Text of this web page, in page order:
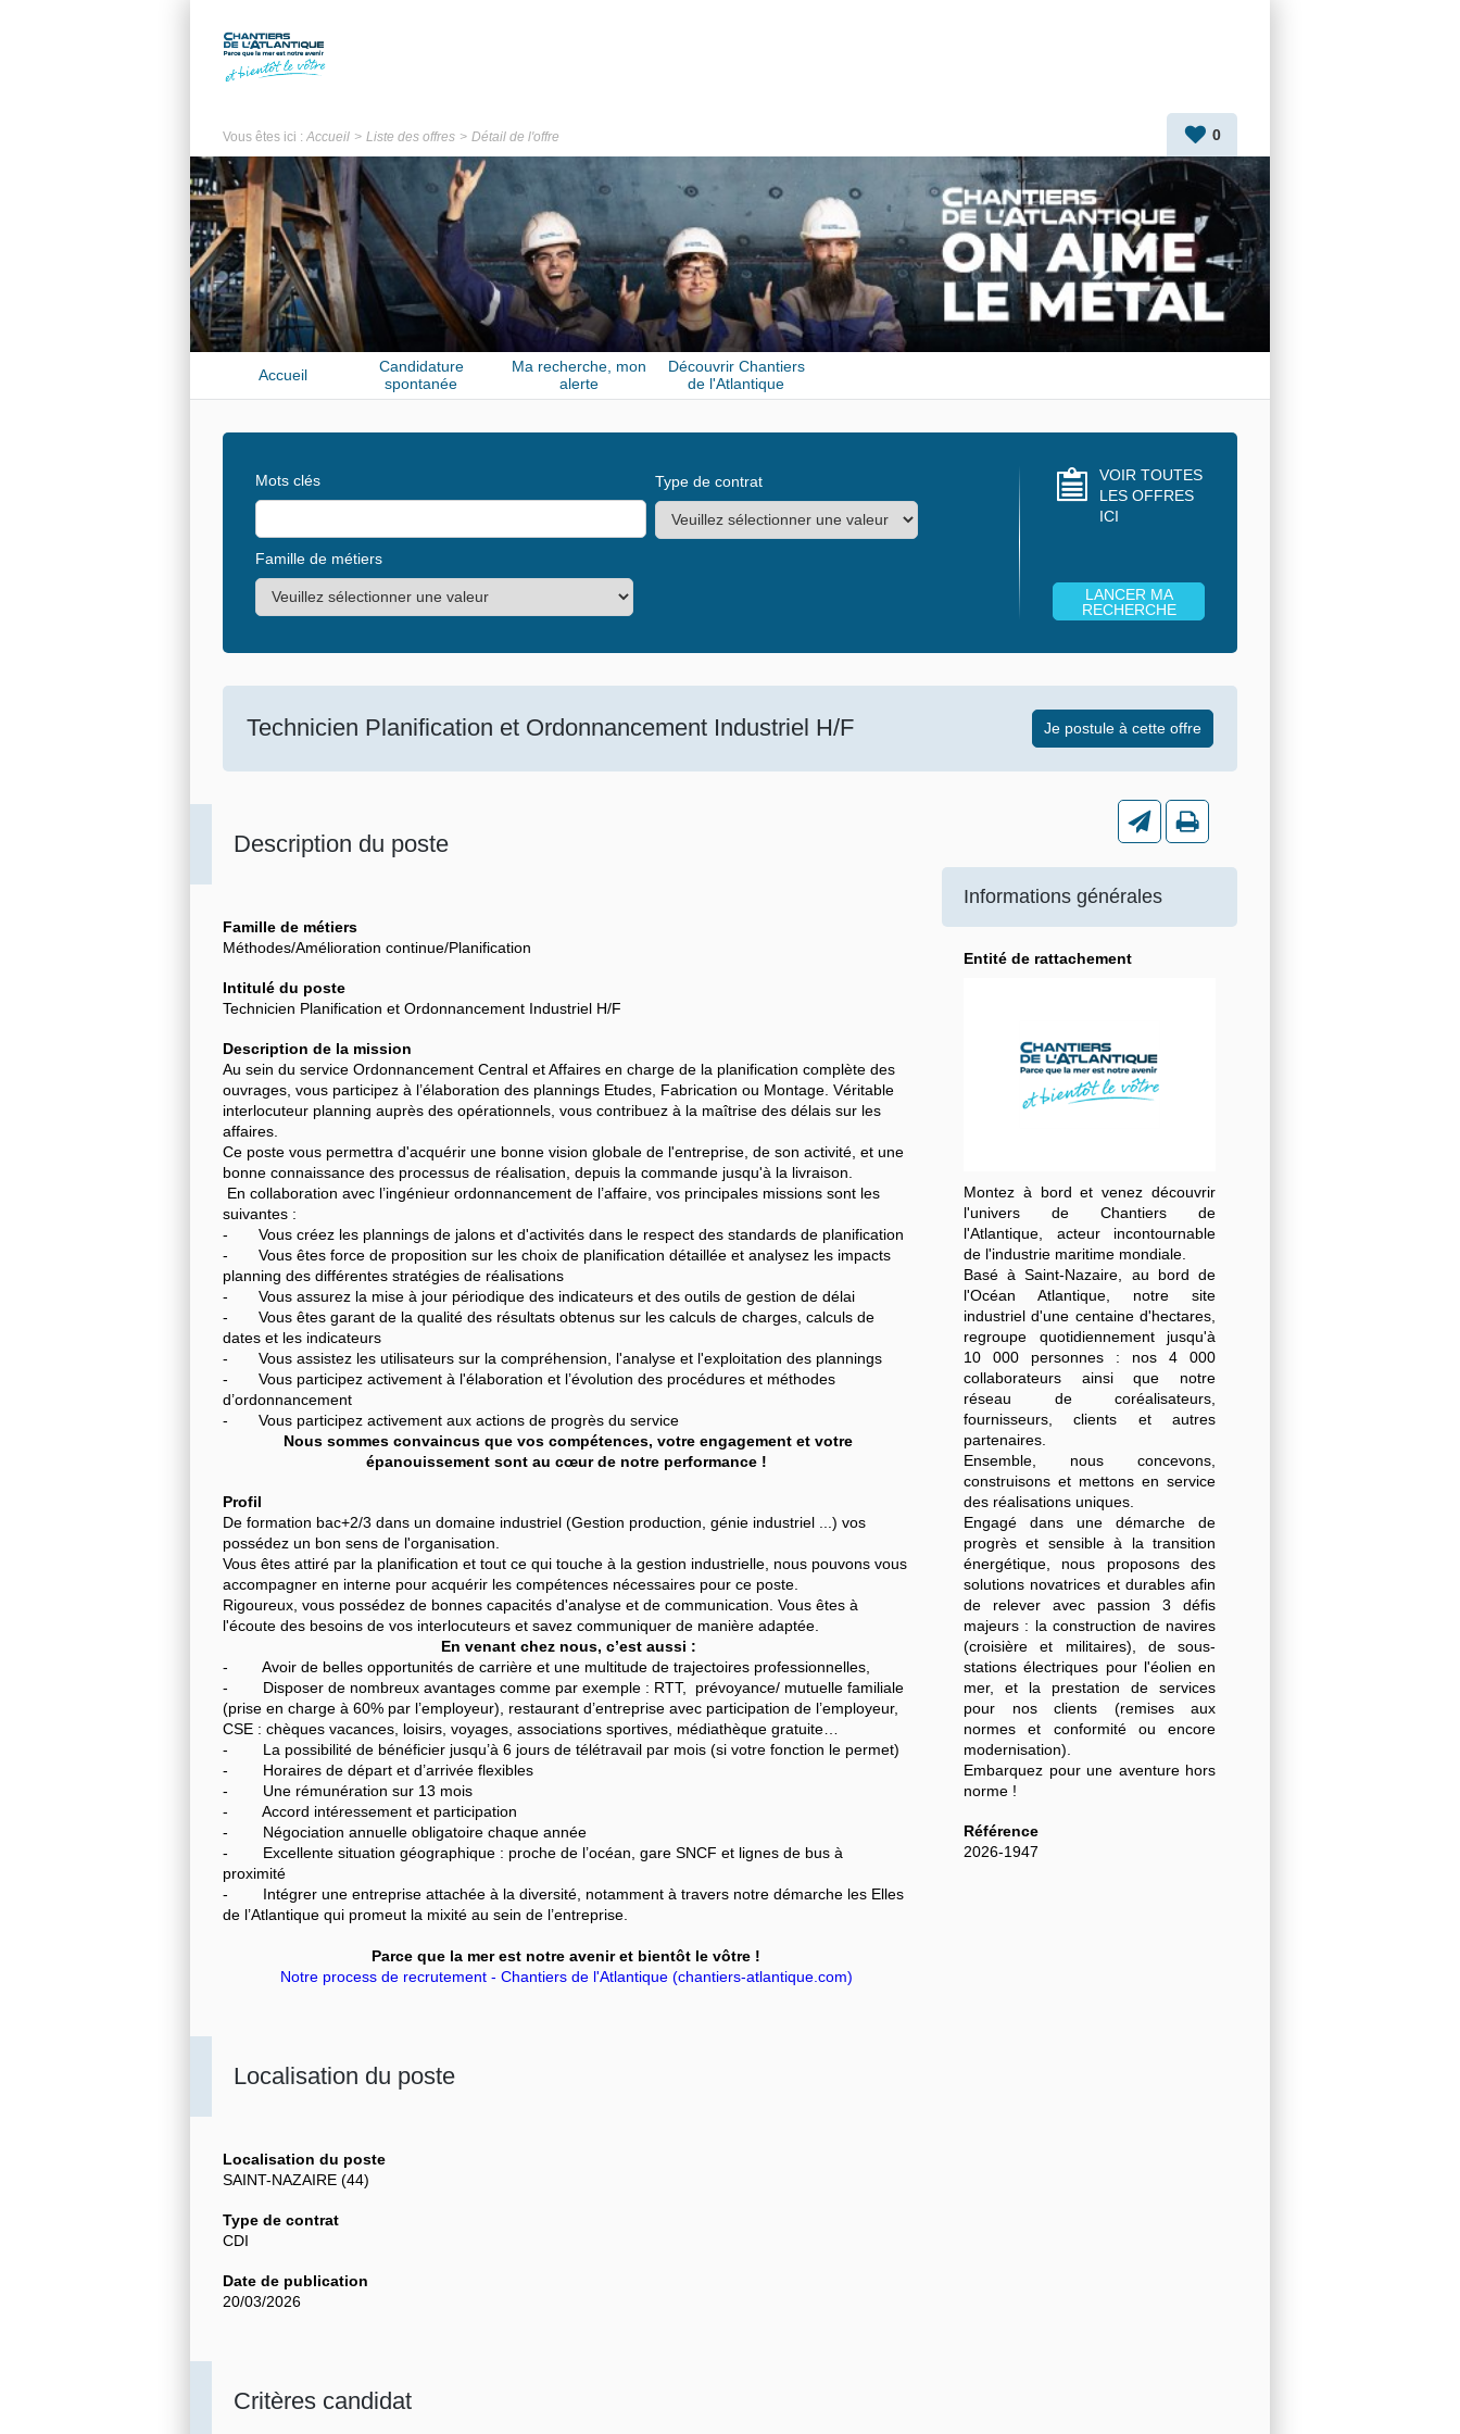
Vous êtes ici : Accueil Liste des offres Détail de l'offre 0
Accueil
Candidature
spontanée
Ma recherche, mon
alerte
Découvrir Chantiers
de l'Atlantique
Mots clés Type de contrat
Famille de métiers
VOIR TOUTES
LES OFFRES
ICI
Technicien Planification et Ordonnancement Industriel H/F
Description du poste
Famille de métiers
Méthodes/Amélioration continue/Planification
Intitulé du poste
Technicien Planification et Ordonnancement Industriel H/F
Description de la mission
Au sein du service Ordonnancement Central et Affaires en charge de la planification complète des
ouvrages, vous participez à l’élaboration des plannings Etudes, Fabrication ou Montage. Véritable
interlocuteur planning auprès des opérationnels, vous contribuez à la maîtrise des délais sur les
affaires.
Ce poste vous permettra d'acquérir une bonne vision globale de l'entreprise, de son activité, et une
bonne connaissance des processus de réalisation, depuis la commande jusqu'à la livraison.
En collaboration avec l’ingénieur ordonnancement de l’affaire, vos principales missions sont les
suivantes :
- Vous créez les plannings de jalons et d'activités dans le respect des standards de planification
- Vous êtes force de proposition sur les choix de planification détaillée et analysez les impacts
planning des différentes stratégies de réalisations
- Vous assurez la mise à jour périodique des indicateurs et des outils de gestion de délai
- Vous êtes garant de la qualité des résultats obtenus sur les calculs de charges, calculs de
dates et les indicateurs
- Vous assistez les utilisateurs sur la compréhension, l'analyse et l'exploitation des plannings
- Vous participez activement à l'élaboration et l’évolution des procédures et méthodes
d’ordonnancement
- Vous participez activement aux actions de progrès du service
Nous sommes convaincus que vos compétences, votre engagement et votre
épanouissement sont au cœur de notre performance !
Profil
De formation bac+2/3 dans un domaine industriel (Gestion production, génie industriel ...) vos
possédez un bon sens de l'organisation.
Vous êtes attiré par la planification et tout ce qui touche à la gestion industrielle, nous pouvons vous
accompagner en interne pour acquérir les compétences nécessaires pour ce poste.
Rigoureux, vous possédez de bonnes capacités d'analyse et de communication. Vous êtes à
l'écoute des besoins de vos interlocuteurs et savez communiquer de manière adaptée.
En venant chez nous, c’est aussi :
- Avoir de belles opportunités de carrière et une multitude de trajectoires professionnelles,
- Disposer de nombreux avantages comme par exemple : RTT, prévoyance/ mutuelle familiale
(prise en charge à 60% par l’employeur), restaurant d’entreprise avec participation de l’employeur,
CSE : chèques vacances, loisirs, voyages, associations sportives, médiathèque gratuite…
- La possibilité de bénéficier jusqu’à 6 jours de télétravail par mois (si votre fonction le permet)
- Horaires de départ et d’arrivée flexibles
- Une rémunération sur 13 mois
- Accord intéressement et participation
- Négociation annuelle obligatoire chaque année
- Excellente situation géographique : proche de l’océan, gare SNCF et lignes de bus à
proximité
- Intégrer une entreprise attachée à la diversité, notamment à travers notre démarche les Elles
de l’Atlantique qui promeut la mixité au sein de l’entreprise.
Parce que la mer est notre avenir et bientôt le vôtre !
Notre process de recrutement - Chantiers de l'Atlantique (chantiers-atlantique.com)
Localisation du poste
Localisation du poste
SAINT-NAZAIRE (44)
Type de contrat
CDI
Date de publication
20/03/2026
Critères candidat
Informations générales
Entité de rattachement
Montez à bord et venez découvrir
l'univers de Chantiers de
l'Atlantique, acteur incontournable
de l'industrie maritime mondiale.
Basé à Saint-Nazaire, au bord de
l'Océan Atlantique, notre site
industriel d'une centaine d'hectares,
regroupe quotidiennement jusqu'à
10 000 personnes : nos 4 000
collaborateurs ainsi que notre
réseau de coréalisateurs,
fournisseurs, clients et autres
partenaires.
Ensemble, nous concevons,
construisons et mettons en service
des réalisations uniques.
Engagé dans une démarche de
progrès et sensible à la transition
énergétique, nous proposons des
solutions novatrices et durables afin
de relever avec passion 3 défis
majeurs : la construction de navires
(croisière et militaires), de sous-
stations électriques pour l'éolien en
mer, et la prestation de services
pour nos clients (remises aux
normes et conformité ou encore
modernisation).
Embarquez pour une aventure hors
norme !
Référence
2026-1947